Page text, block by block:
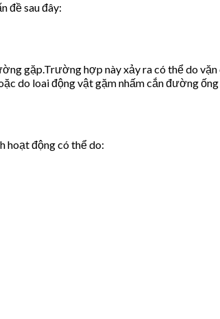
đề sau đây:
gặp.Trường hợp này xảy ra có thể do
do loai động vật gặm nhấm cắn đường ống
hoạt động có thể do: